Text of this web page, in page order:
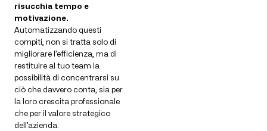
risucchia tempo e
motivazione.
Automatizzando questi
compiti, non si tratta solo di
migliorare l’efficienza, ma di
restituire al tuo team la
possibilità di concentrarsi su
ciò che davvero conta, sia per
la loro crescita professionale
che per il valore strategico
dell’azienda.